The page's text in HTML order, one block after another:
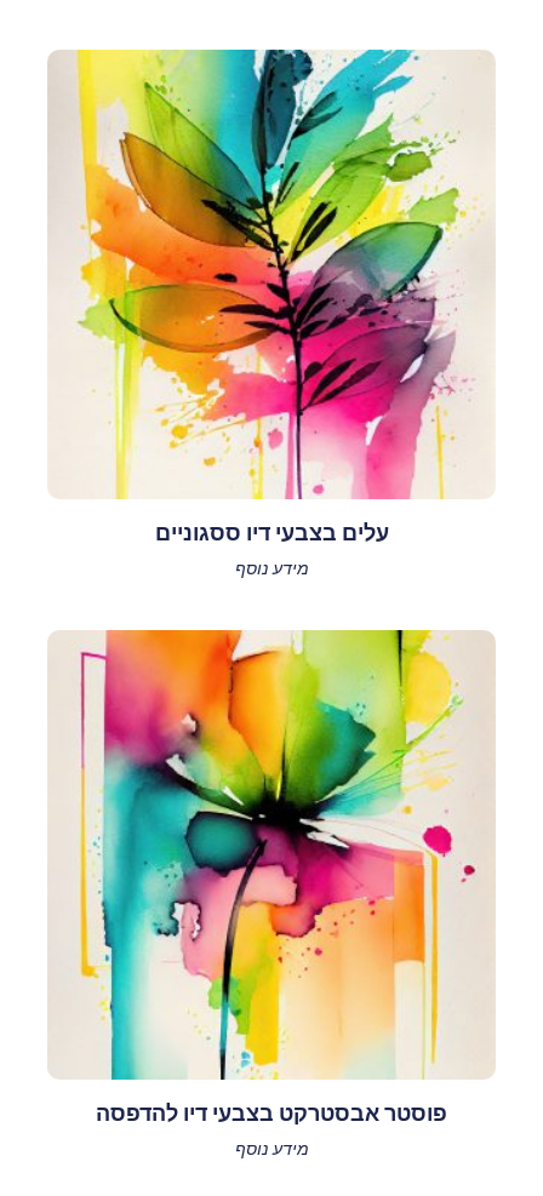
עלים בצבעי דיו ססגוניים
מידע נוסף
פוסטר אבסטרקט בצבעי דיו להדפסה
מידע נוסף